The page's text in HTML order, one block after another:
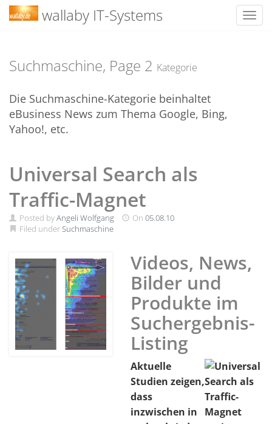
content
wallaby IT-Systems
Suchmaschine, Page 2 Kategorie
Die Suchmaschine-Kategorie beinhaltet
eBusiness News zum Thema Google, Bing,
Yahoo!, etc.
Universal Search als
Traffic-Magnet
Posted byAngeli Wolfgang On 05.08.10
Filed underSuchmaschine
Videos, News,
Bilder und
Produkte im
Suchergebnis-
Listing
Aktuelle
Studien zeigen,
dass
inzwischen in